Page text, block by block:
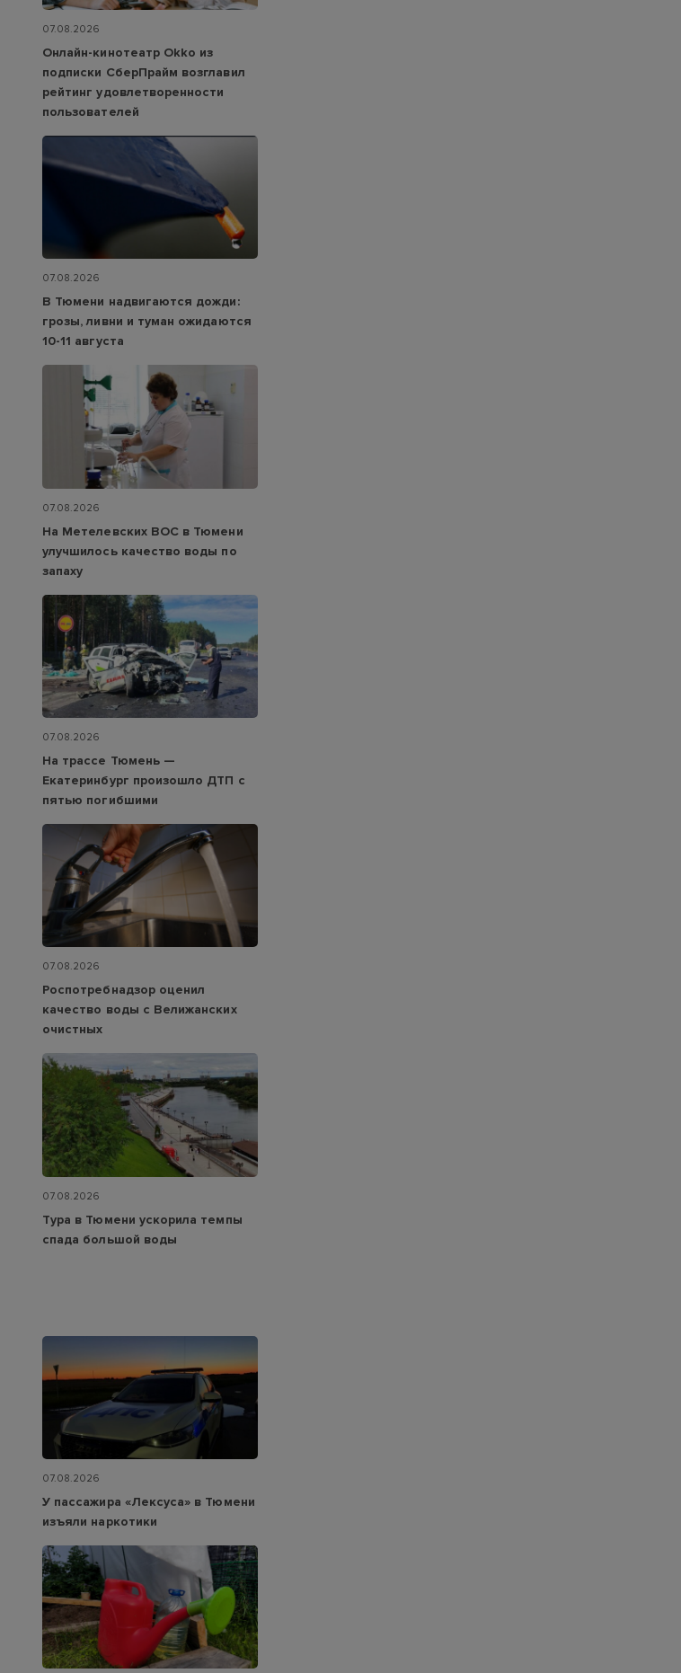
07.08.2026
Онлайн-кинотеатр Okko из
подписки СберПрайм возглавил
рейтинг удовлетворенности
пользователей
07.08.2026
В Тюмени надвигаются дожди:
грозы, ливни и туман ожидаются
10-11 августа
07.08.2026
На Метелевских ВОС в Тюмени
улучшилось качество воды по
запаху
07.08.2026
На трассе Тюмень —
Екатеринбург произошло ДТП с
пятью погибшими
07.08.2026
Роспотребнадзор оценил
качество воды с Велижанских
очистных
07.08.2026
Тура в Тюмени ускорила темпы
спада большой воды
07.08.2026
У пассажира «Лексуса» в Тюмени
изъяли наркотики